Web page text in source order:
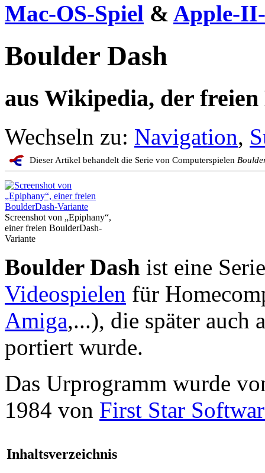
Mac-OS-Spiel & Apple-
Boulder Dash
aus Wikipedia, der
Wechseln zu: Navigation,
Dieser Artikel behandelt die Serie von Computerspielen
Screenshot von „Epiphany“,
einer freien BoulderDash-
Variante
Boulder Dash ist eine
Videospielen für
Amiga,...), die später auch
portiert wurde.
Das Urprogramm wurde
1984 von First Star
Inhaltsverzeichnis